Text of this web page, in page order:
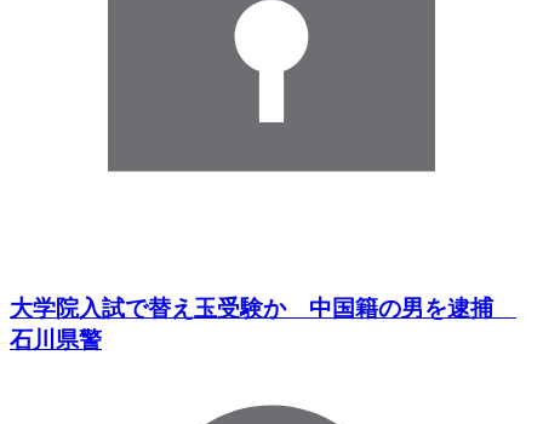
大学院入試で替え玉受験か 中国籍の男を逮捕
石川県警